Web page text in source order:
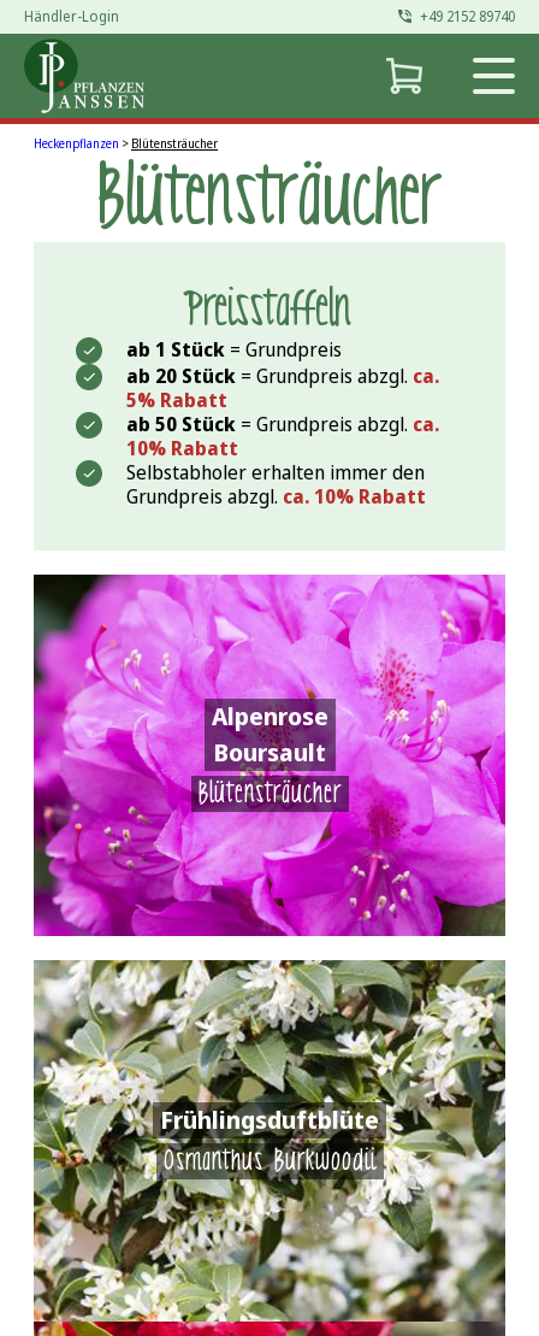
Händler-Login +49 2152 89740
Heckenpflanzen > Blütensträucher
Blüten­sträucher
Alpenrose
Boursault
Blütensträucher
Frühlingsduftblüte
Osmanthus Burkwoodii
Preisstaffeln
ab 1 Stück = Grundpreis
ab 20 Stück = Grundpreis abzgl. ca.
5% Rabatt
ab 50 Stück = Grundpreis abzgl. ca.
10% Rabatt
Selbstabholer erhalten immer den
Grundpreis abzgl. ca. 10% Rabatt